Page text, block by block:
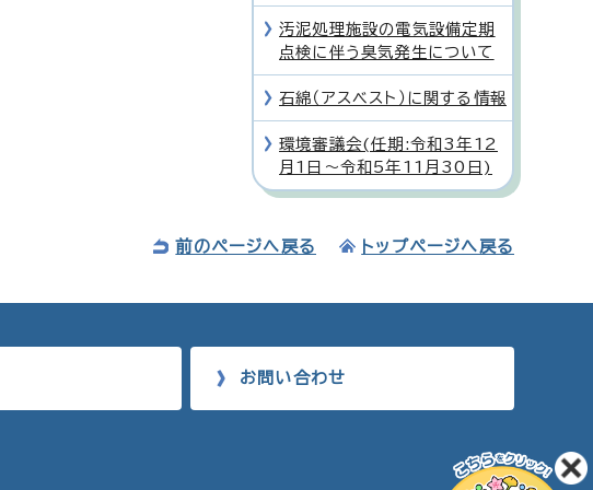
汚泥処理施設の電気設備定期
点検に伴う臭気発生について
石綿（アスベスト）に関する情報
環境審議会(任期:令和3年12
月1日〜令和5年11月30日)
前のページへ戻る トップページへ戻る
お問い合わせ